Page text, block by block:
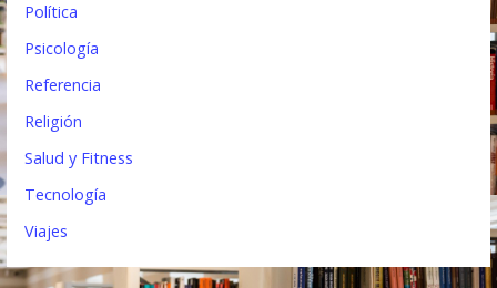
Política
Psicología
Referencia
Religión
Salud y Fitness
Tecnología
Viajes